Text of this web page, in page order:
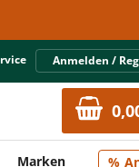
Anmelden /
Marken